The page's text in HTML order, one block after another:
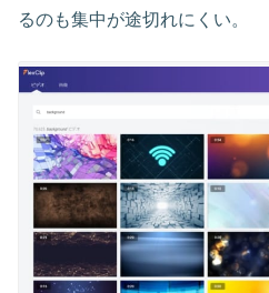
るのも集中が途切れにくい。